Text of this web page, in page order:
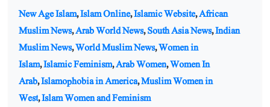
New Age Islam,Islam Online,Islamic Website,African
Muslim News,Arab World News,South Asia News,Indian
Muslim News,World Muslim News,Women in
Islam,Islamic Feminism,Arab Women,Women In
Arab,Islamophobia in America,Muslim Women in
West,Islam Women and Feminism